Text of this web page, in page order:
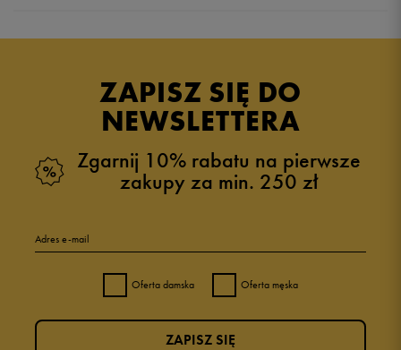
ZAPISZ SIĘ DO
NEWSLETTERA
Zgarnij 10% rabatu na pierwsze
zakupy za min. 250 zł
Adres e-mail
Oferta damska Oferta męska
ZAPISZ SIĘ